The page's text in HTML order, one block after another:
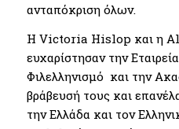
ανταπόκριση όλων.
Η Victoria Hislop και η
ευχαρίστησαν την
Φιλελληνισμό και την
βράβευσή τους και
την Ελλάδα και τον